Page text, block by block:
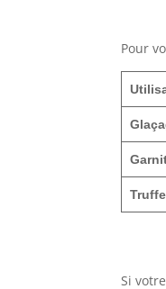
Pour
Si